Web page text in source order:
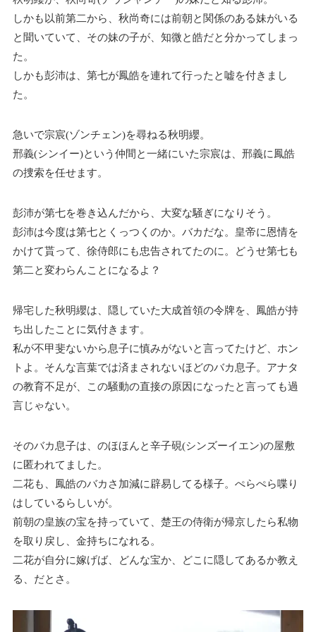
しかも以前第二から、秋尚奇には前朝と関係のある妹がいる
と聞いていて、その妹の子が、知微と皓だと分かってしまっ
た。
しかも彭沛は、第七が鳳皓を連れて行ったと嘘を付きまし
た。
急いで宗宸(ゾンチェン)を尋ねる秋明纓。
邢義(シンイー)という仲間と一緒にいた宗宸は、邢義に鳳皓
の捜索を任せます。
彭沛が第七を巻き込んだから、大変な騒ぎになりそう。
彭沛は今度は第七とくっつくのか。バカだな。皇帝に恩情を
かけて貰って、徐侍郎にも忠告されてたのに。どうせ第七も
第二と変わらんことになるよ？
帰宅した秋明纓は、隠していた大成首領の令牌を、鳳皓が持
ち出したことに気付きます。
私が不甲斐ないから息子に慎みがないと言ってたけど、ホン
トよ。そんな言葉では済まされないほどのバカ息子。アナタ
の教育不足が、この騒動の直接の原因になったと言っても過
言じゃない。
そのバカ息子は、のほほんと辛子硯(シンズーイエン)の屋敷
に匿われてました。
二花も、鳳皓のバカさ加減に辟易してる様子。ぺらぺら喋り
はしているらしいが。
前朝の皇族の宝を持っていて、楚王の侍衛が帰京したら私物
を取り戻し、金持ちになれる。
二花が自分に嫁げば、どんな宝か、どこに隠してあるか教え
る、だとさ。